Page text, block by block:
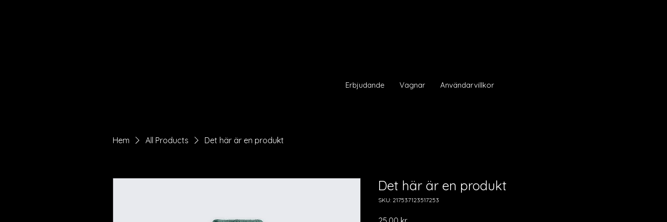
Erbjudande Vagnar Användarvillkor
Hem All Products Det här är en produkt
Det här är en produkt
SKU: 217537123517253
Pris